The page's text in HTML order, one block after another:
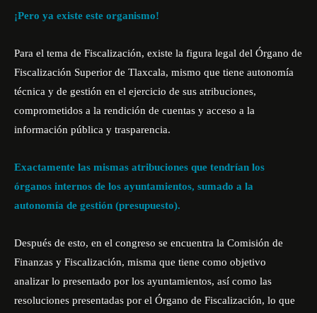
¡Pero ya existe este organismo!
Para el tema de Fiscalización, existe la figura legal del Órgano de
Fiscalización Superior de Tlaxcala, mismo que tiene autonomía
técnica y de gestión en el ejercicio de sus atribuciones,
comprometidos a la rendición de cuentas y acceso a la
información pública y trasparencia.
Exactamente las mismas atribuciones que tendrían los
órganos internos de los ayuntamientos, sumado a la
autonomía de gestión (presupuesto).
Después de esto, en el congreso se encuentra la Comisión de
Finanzas y Fiscalización, misma que tiene como objetivo
analizar lo presentado por los ayuntamientos, así como las
resoluciones presentadas por el Órgano de Fiscalización, lo que